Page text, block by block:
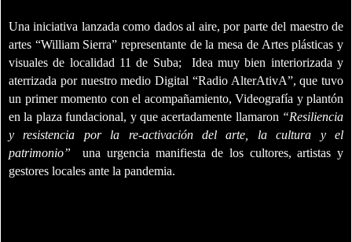
Una iniciativa lanzada como dados al aire, por parte del maestro de
artes “William Sierra” representante de la mesa de Artes plásticas y
visuales de localidad 11 de Suba; Idea muy bien interiorizada y
aterrizada por nuestro medio Digital “Radio AlterAtivA”, que tuvo
un primer momento con el acompañamiento, Videografía y plantón
en la plaza fundacional, y que acertadamente llamaron “Resiliencia
y resistencia por la re-activación del arte, la cultura y el
patrimonio” una urgencia manifiesta de los cultores, artistas y
gestores locales ante la pandemia.